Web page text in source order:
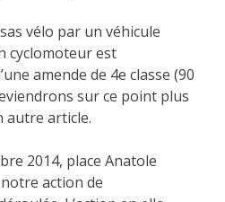
vélo par un véhicule
cyclomoteur est
amende de 4e classe (90
sur ce point plus
autre article.
2014, place Anatole
action de